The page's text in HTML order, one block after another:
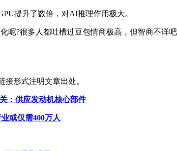
提升了数倍，对AI推理作用极大。
呢?很多人都吐槽过豆包情商极高，但智商不
形式注明文章出处。
：供应发动机核心部件
或仅需400万人